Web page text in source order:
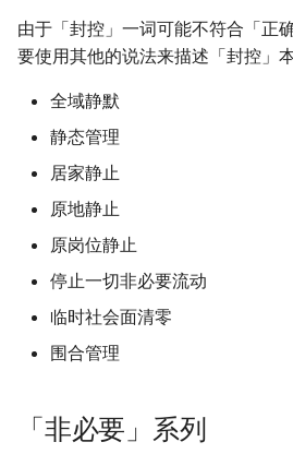
由于「封控」一词可能不符合「正
要使用其他的说法来描述「封控」本
全域静默
静态管理
居家静止
原地静止
原岗位静止
停止一切非必要流动
临时社会面清零
围合管理
「非必要」系列